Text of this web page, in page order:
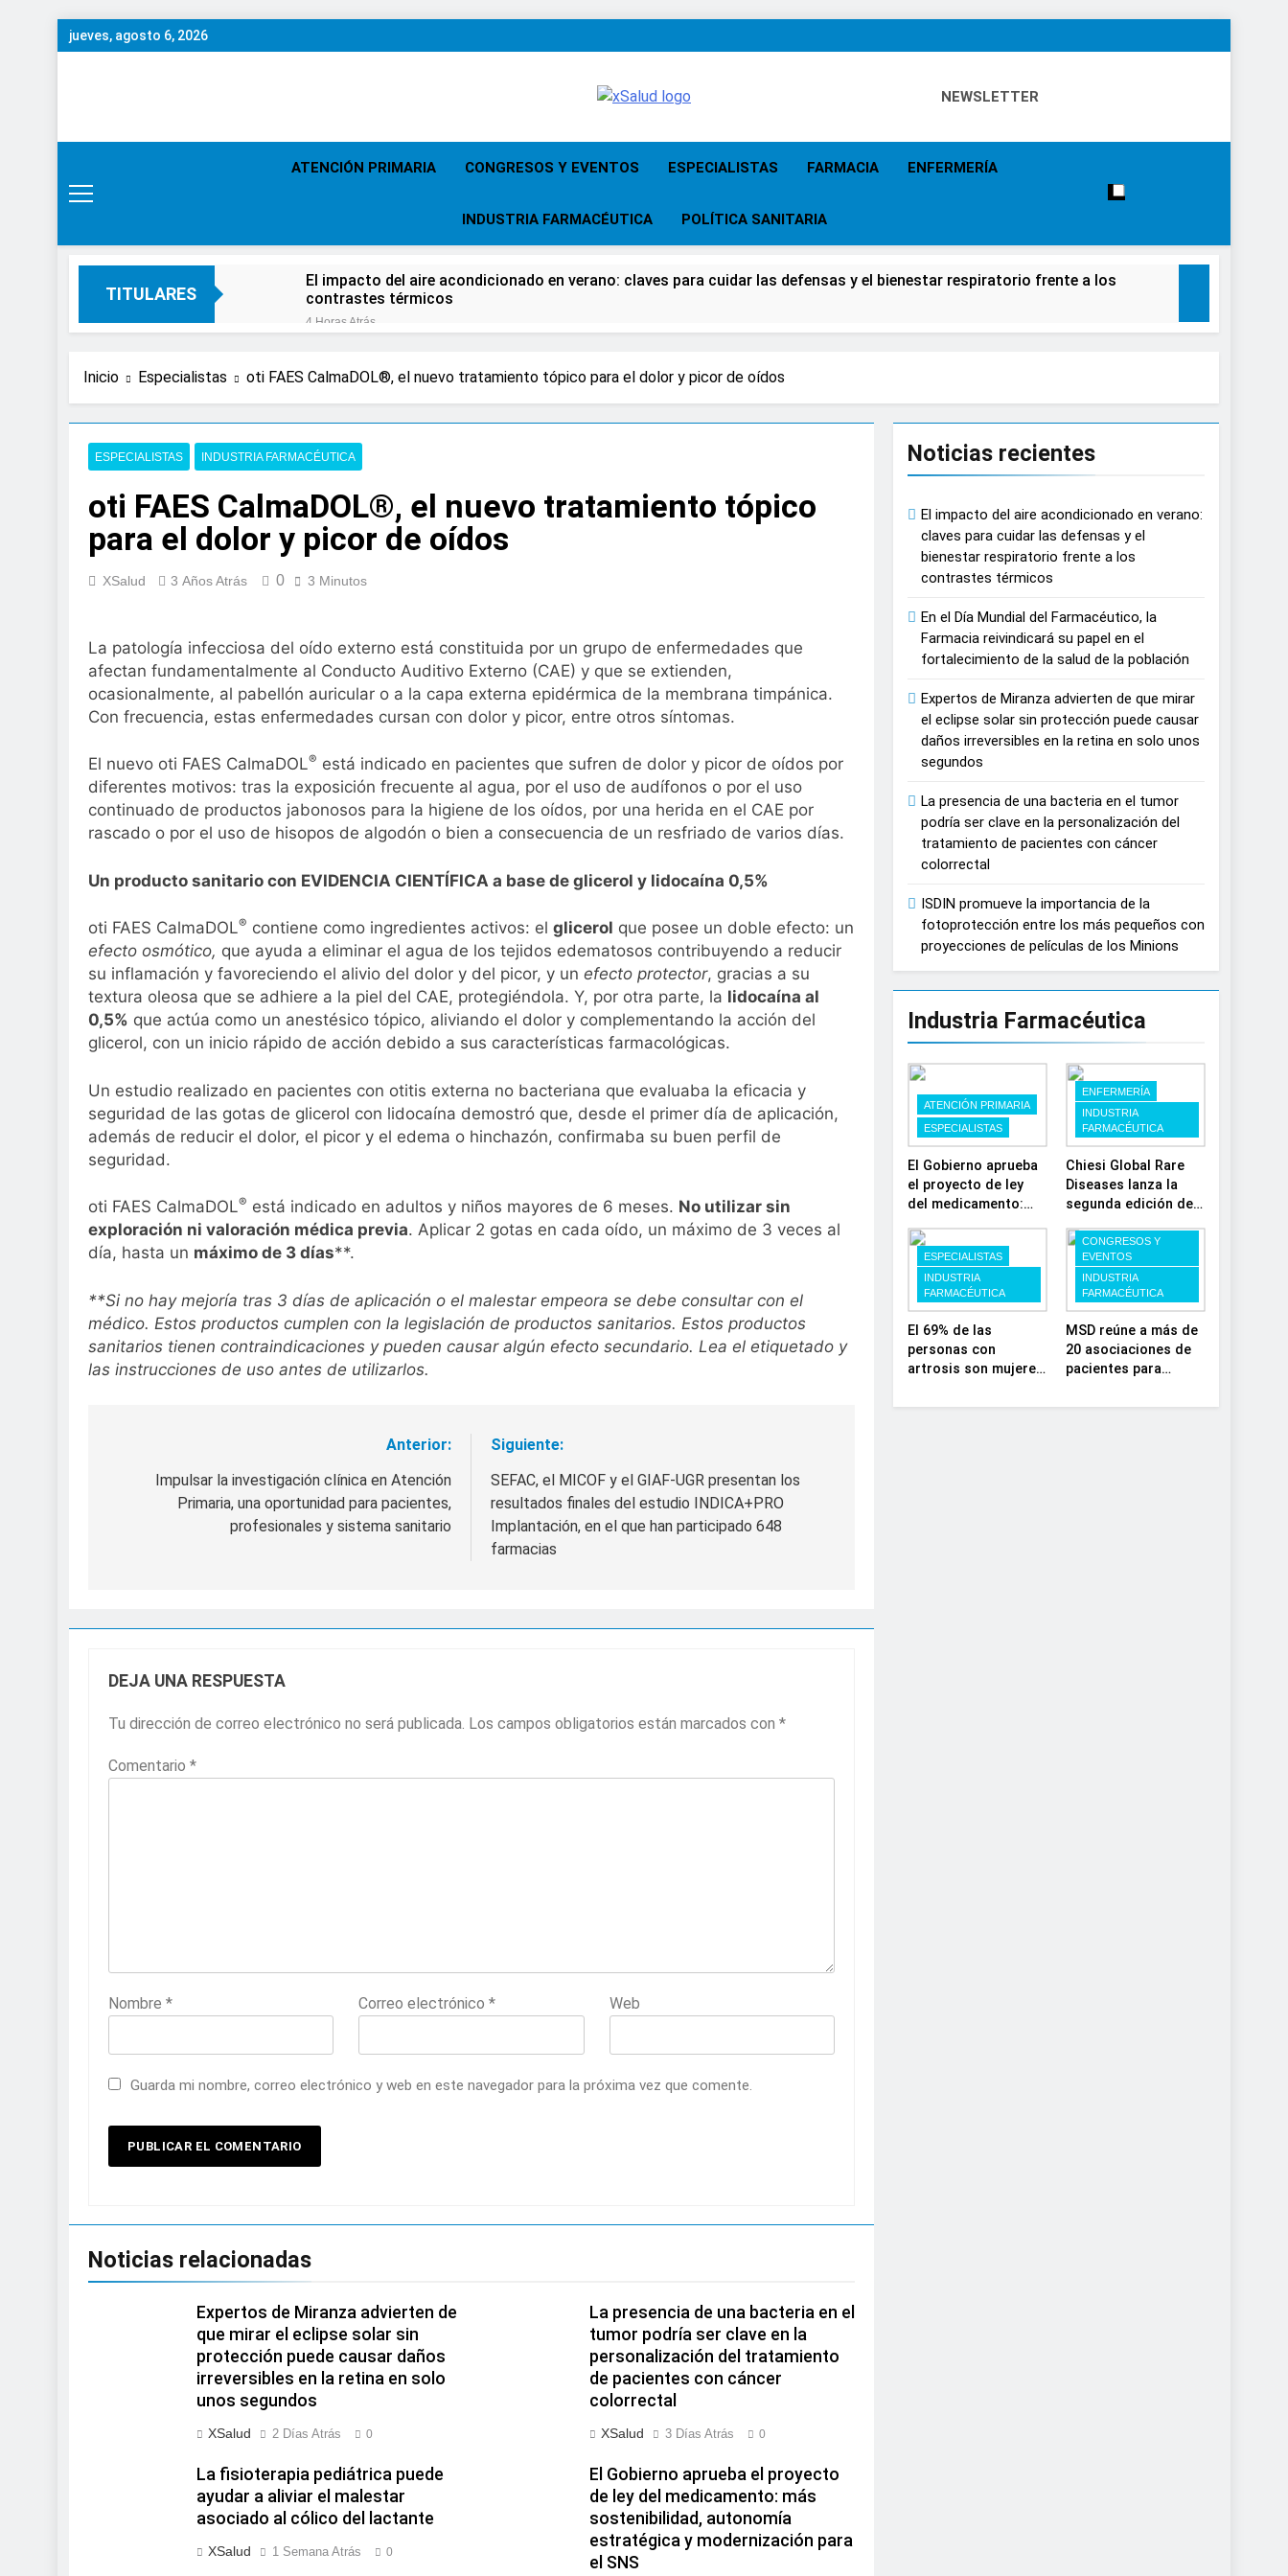
Saltar
al
jueves, agosto 6, 2026
XSalud
NEWSLETTER
ATENCIÓN PRIMARIA CONGRESOS Y EVENTOS ESPECIALISTAS FARMACIA ENFERMERÍA
INDUSTRIA FARMACÉUTICA POLÍTICA SANITARIA
TITULARES
El impacto del aire acondicionado en verano: claves para cuidar las defensas y el bienestar respiratorio frente a los
contrastes térmicos
4 Horas Atrás
Expertos de Miranza advierten de que mirar el eclipse solar sin protección puede causar daños irreversibles en la retina
en solo unos segundos
La presencia de una bacteria en el tumor podría ser clave en la personalización del tratamiento de pacientes con cáncer
colorrectal
3 Días Atrás
ISDIN promueve la importancia de la fotoprotección entre los más pequeños con proyecciones de películas de los
Minions
1 Semana Atrás
La fisioterapia pediátrica puede ayudar a aliviar el malestar asociado al cólico del lactante
Aprobado el proyecto de ley del tabaco que amplía los espacios sin humo a terrazas, playas y otros espacios al aire
libre
2 Semanas Atrás
El Gobierno aprueba el proyecto de ley del medicamento: más sostenibilidad, autonomía estratégica y modernización
para el SNS
La fiebre del running llega al verano: por qué el magnesio es clave para el bienestar muscular del deportista
2 Semanas Atrás
Sanidad publica el primer análisis nacional sobre la situación de las TCAE en España
2 Semanas Atrás
Inicio Especialistas oti FAES CalmaDOL®, el nuevo tratamiento tópico para el dolor y picor de oídos
ESPECIALISTAS INDUSTRIA FARMACÉUTICA
oti FAES CalmaDOL®, el nuevo tratamiento tópico
para el dolor y picor de oídos
XSalud 3 Años Atrás 0 3 Minutos
La patología infecciosa del oído externo está constituida por un grupo de enfermedades que
afectan fundamentalmente al Conducto Auditivo Externo (CAE) y que se extienden,
ocasionalmente, al pabellón auricular o a la capa externa epidérmica de la membrana timpánica.
Con frecuencia, estas enfermedades cursan con dolor y picor, entre otros síntomas.
El nuevo oti FAES CalmaDOL® está indicado en pacientes que sufren de dolor y picor de oídos por
diferentes motivos: tras la exposición frecuente al agua, por el uso de audífonos o por el uso
continuado de productos jabonosos para la higiene de los oídos, por una herida en el CAE por
rascado o por el uso de hisopos de algodón o bien a consecuencia de un resfriado de varios días.
Un producto sanitario con EVIDENCIA CIENTÍFICA a base de glicerol y lidocaína 0,5%
oti FAES CalmaDOL® contiene como ingredientes activos: el glicerol que posee un doble efecto: un
efecto osmótico, que ayuda a eliminar el agua de los tejidos edematosos contribuyendo a reducir
su inflamación y favoreciendo el alivio del dolor y del picor, y un efecto protector, gracias a su
textura oleosa que se adhiere a la piel del CAE, protegiéndola. Y, por otra parte, la lidocaína al
0,5% que actúa como un anestésico tópico, aliviando el dolor y complementando la acción del
glicerol, con un inicio rápido de acción debido a sus características farmacológicas.
Un estudio realizado en pacientes con otitis externa no bacteriana que evaluaba la eficacia y
seguridad de las gotas de glicerol con lidocaína demostró que, desde el primer día de aplicación,
además de reducir el dolor, el picor y el edema o hinchazón, confirmaba su buen perfil de
seguridad.
oti FAES CalmaDOL® está indicado en adultos y niños mayores de 6 meses. No utilizar sin
exploración ni valoración médica previa. Aplicar 2 gotas en cada oído, un máximo de 3 veces al
día, hasta un máximo de 3 días**.
**Si no hay mejoría tras 3 días de aplicación o el malestar empeora se debe consultar con el
médico. Estos productos cumplen con la legislación de productos sanitarios. Estos productos
sanitarios tienen contraindicaciones y pueden causar algún efecto secundario. Lea el etiquetado y
las instrucciones de uso antes de utilizarlos.
Anterior:
Impulsar la investigación clínica en Atención
Primaria, una oportunidad para pacientes,
profesionales y sistema sanitario
Siguiente:
SEFAC, el MICOF y el GIAF-UGR presentan los
resultados finales del estudio INDICA+PRO
Implantación, en el que han participado 648
farmacias
DEJA UNA RESPUESTA
Tu dirección de correo electrónico no será publicada. Los campos obligatorios están marcados con *
Comentario *
Nombre * Correo electrónico* Web
Guarda mi nombre, correo electrónico y web en este navegador para la próxima vez que comente.
Noticias relacionadas
Expertos de Miranza advierten de
que mirar el eclipse solar sin
protección puede causar daños
irreversibles en la retina en solo
unos segundos
XSalud 2 Días Atrás 0
La presencia de una bacteria en el
tumor podría ser clave en la
personalización del tratamiento
de pacientes con cáncer
colorrectal
XSalud 3 Días Atrás 0
La fisioterapia pediátrica puede
ayudar a aliviar el malestar
asociado al cólico del lactante
XSalud 1 Semana Atrás 0
El Gobierno aprueba el proyecto
de ley del medicamento: más
sostenibilidad, autonomía
estratégica y modernización para
el SNS
Noticias recientes
El impacto del aire acondicionado en verano:
claves para cuidar las defensas y el
bienestar respiratorio frente a los
contrastes térmicos
En el Día Mundial del Farmacéutico, la
Farmacia reivindicará su papel en el
fortalecimiento de la salud de la población
Expertos de Miranza advierten de que mirar
el eclipse solar sin protección puede causar
daños irreversibles en la retina en solo unos
segundos
La presencia de una bacteria en el tumor
podría ser clave en la personalización del
tratamiento de pacientes con cáncer
colorrectal
ISDIN promueve la importancia de la
fotoprotección entre los más pequeños con
proyecciones de películas de los Minions
Industria Farmacéutica
ATENCIÓN PRIMARIA
ESPECIALISTAS
El Gobierno aprueba
el proyecto de ley
del medicamento:
autonomía
estratégica y
modernización para
el SNS
ENFERMERÍA
INDUSTRIA
FARMACÉUTICA
Chiesi Global Rare
Diseases lanza la
segunda edición de
impulsar la
investigación en
enfermedades de
depósito lisosomal
ESPECIALISTAS
INDUSTRIA
FARMACÉUTICA
El 69% de las
personas con
artrosis son mujeres
con dolor y rigidez a
CONGRESOS Y
EVENTOS
INDUSTRIA
FARMACÉUTICA
MSD reúne a más de
20 asociaciones de
pacientes para
sobre el presente y